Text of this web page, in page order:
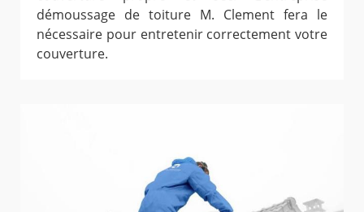
démoussage de toiture M. Clement fera le
nécessaire pour entretenir correctement votre
couverture.